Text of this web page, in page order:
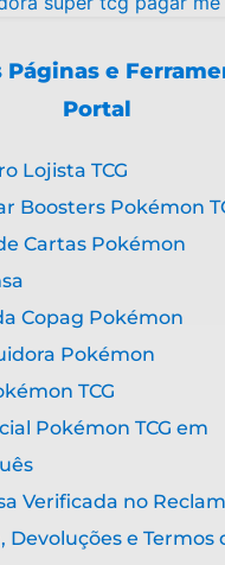
e
Portal
Lojista TCG
Boosters Pokémon
Cartas Pokémon
Copag Pokémon
Pokémon
TCG
Pokémon TCG em
Verificada no
Devoluções e Termos